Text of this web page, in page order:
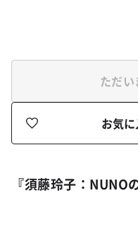
ただ
お気
『須藤玲子：NUNO